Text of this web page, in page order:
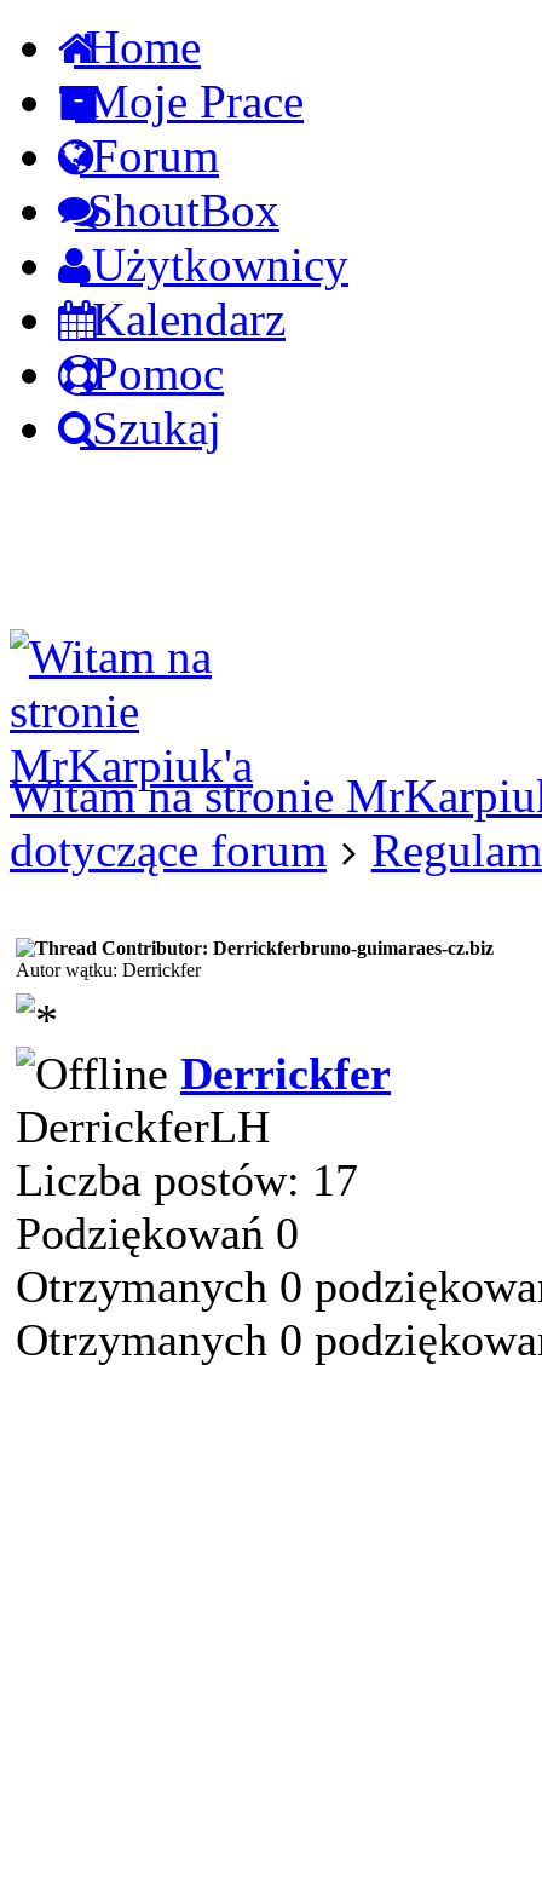
Home
Moje Prace
Forum
ShoutBox
Użytkownicy
Kalendarz
Pomoc
Szukaj
Witam na stronie
dotyczące forum
bruno-guimaraes-cz.biz
Autor wątku: Derrickfer
Derrickfer
DerrickferLH
Liczba postów: 17
Podziękowań 0
Otrzymanych 0
Otrzymanych 0